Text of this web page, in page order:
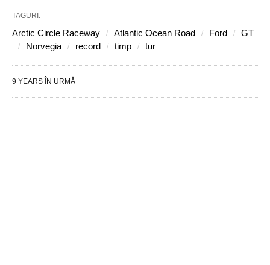
TAGURI:
Arctic Circle Raceway Atlantic Ocean Road Ford
GT
Norvegia
record timp tur
9 YEARS ÎN URMĂ